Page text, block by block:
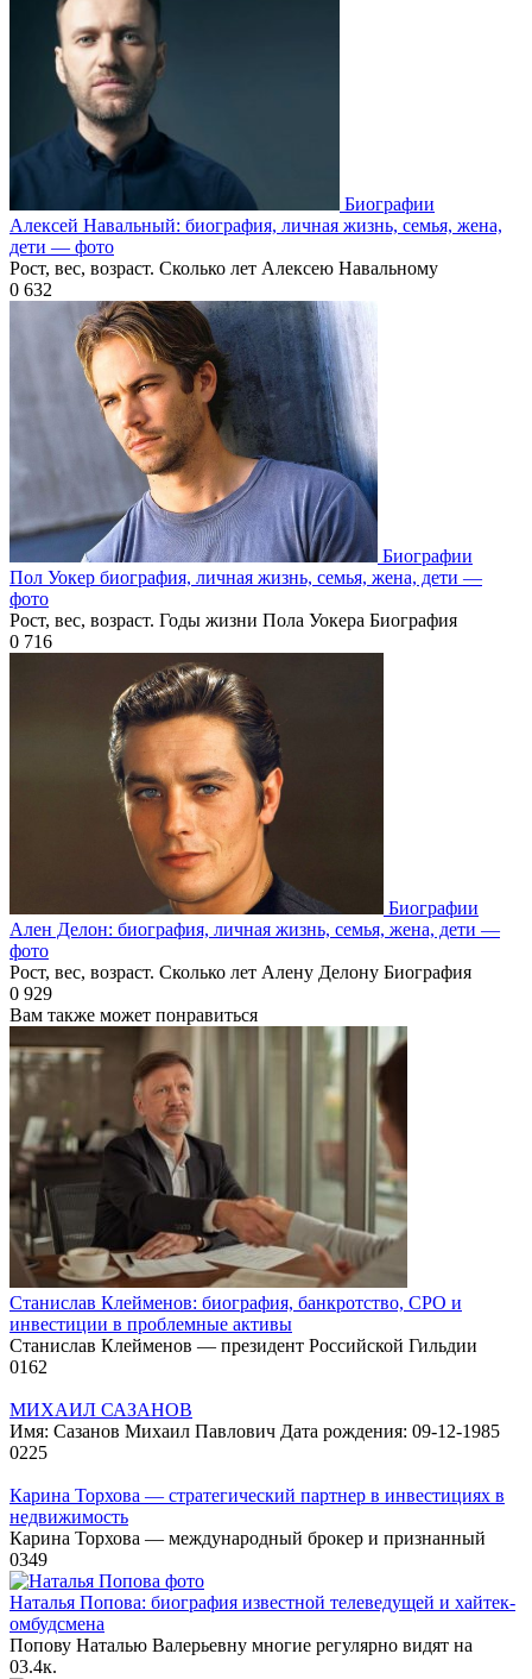
Биографии
Алексей Навальный: биография, личная жизнь, семья, жена,
дети — фото
Рост, вес, возраст. Сколько лет Алексею Навальному
0 632
Биографии
Пол Уокер биография, личная жизнь, семья, жена, дети —
фото
Рост, вес, возраст. Годы жизни Пола Уокера Биография
0 716
Биографии
Ален Делон: биография, личная жизнь, семья, жена, дети —
фото
Рост, вес, возраст. Сколько лет Алену Делону Биография
0 929
Вам также может понравиться
Станислав Клейменов: биография, банкротство, СРО и
инвестиции в проблемные активы
Станислав Клейменов — президент Российской Гильдии
0162
МИХАИЛ САЗАНОВ
Имя: Сазанов Михаил Павлович Дата рождения: 09-12-1985
0225
Карина Торхова — стратегический партнер в инвестициях в
недвижимость
Карина Торхова — международный брокер и признанный
0349
Наталья Попова: биография известной телеведущей и хайтек-
омбудсмена
Попову Наталью Валерьевну многие регулярно видят на
03.4к.